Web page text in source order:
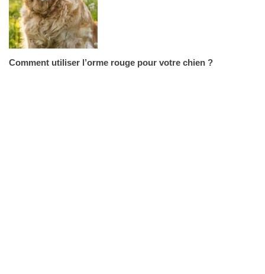
Comment utiliser l’orme rouge pour votre chien ?